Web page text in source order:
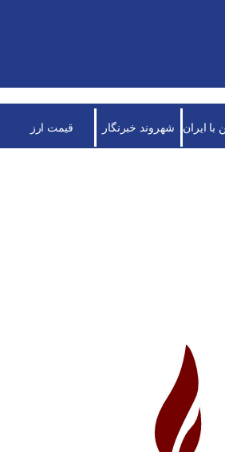
ایران شهروند خبرنگار قیمت ارز